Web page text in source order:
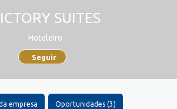
SUITES
Hoteleiro
Seguir
empresa Oportunidades (3)